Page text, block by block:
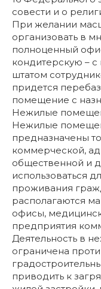
совести и о
При желании
организовать в
полноценный
кондитерскую –
штатом
придется
помещение с
Нежилые
Нежилые
предназначены
коммерческой,
общественной и
использоваться
проживания
располагаются
офисы,
предприятия
Деятельность в
ограничена
приводить к